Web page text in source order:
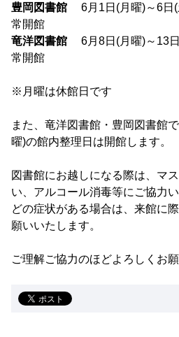
豊岡図書館 6月1日(月曜)～6日
常開館
竜洋図書館 6月8日(月曜)～13
常開館
※月曜は休館日です
また、竜洋図書館・豊岡図書館
曜)の館内整理日は開館します。
図書館にお越しになる際は、マ
い、アルコール消毒等にご協力
どの症状がある場合は、来館に
願いいたします。
ご理解ご協力のほどよろしくお願